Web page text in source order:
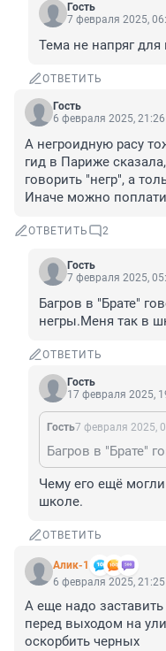
Гость
7 февраля 2025,
Тема не напряг для
ОТВЕТИТЬ
Гость
6 февраля 2025, 21:26
А негроидную расу
гид в Париже
говорить "негр", а
Иначе можно
ОТВЕТИТЬ 2
Гость
7 февраля 2025,
Багров в "Брате"
негры.Меня так в
ОТВЕТИТЬ
Гость
17 февраля 2025,
Гость7 февраля 2025,
Чему его ещё могли
школе.
ОТВЕТИТЬ
Алик-1
6 февраля 2025, 21:25
А еще надо
перед выходом на
оскорбить черных